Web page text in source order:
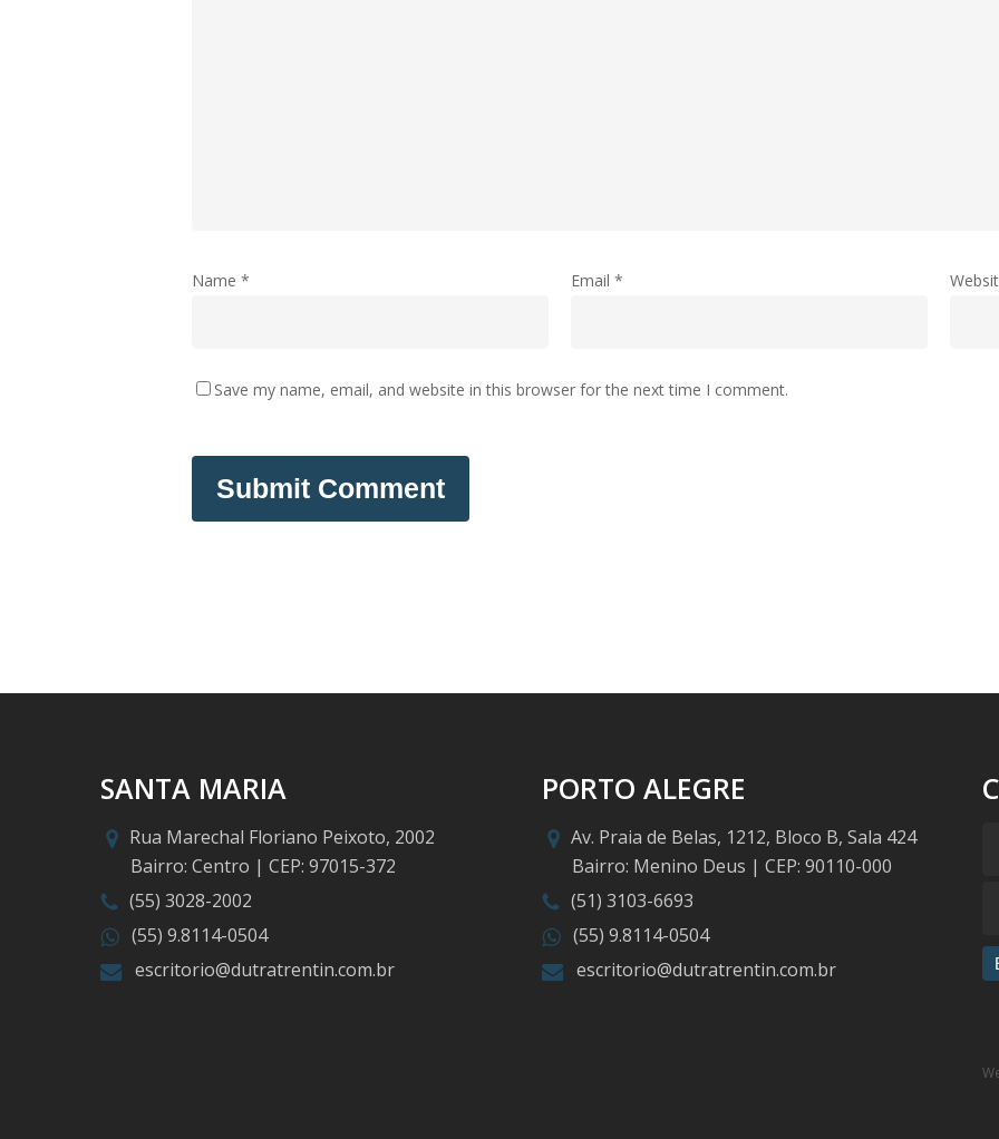
Name * Email *
Save my name, email, and website in this browser for the next time I comment.
SANTA MARIA
Rua Marechal Floriano Peixoto, 2002
Bairro: Centro | CEP: 97015-372
(55) 3028-2002
(55) 9.8114-0504
escritorio@dutratrentin.com.br
PORTO ALEGRE
Av. Praia de Belas, 1212, Bloco B, Sala 424
Bairro: Menino Deus | CEP: 90110-000
(51) 3103-6693
(55) 9.8114-0504
escritorio@dutratrentin.com.br